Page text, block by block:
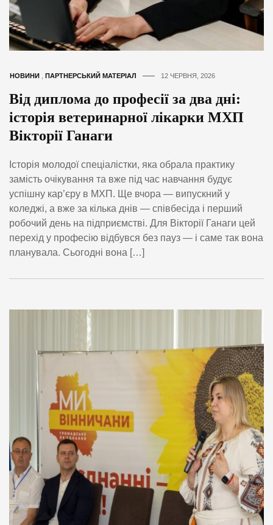
НОВИНИ ПАРТНЕРСЬКИЙ МАТЕРІАЛ 12 ЧЕРВНЯ, 2026
Від диплома до професії за два дні:
історія ветеринарної лікарки МХП
Вікторії Ганаги
Історія молодої спеціалістки, яка обрала практику
замість очікування та вже під час навчання будує
успішну кар’єру в МХП. Ще вчора — випускний у
коледжі, а вже за кілька днів — співбесіда і перший
робочий день на підприємстві. Для Вікторії Ганаги цей
перехід у професію відбувся без пауз — і саме так вона
планувала. Сьогодні вона […]